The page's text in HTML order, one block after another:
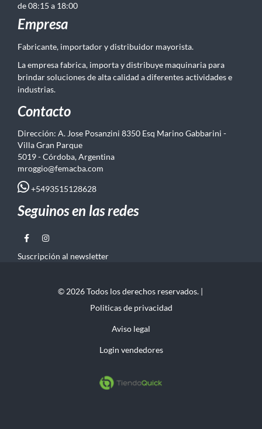
de 08:15 a 18:00
Empresa
Fabricante, importador y distribuidor mayorista.
La empresa fabrica, importa y distribuye maquinaria para
brindar soluciones de alta calidad a diferentes actividades e
industrias.
Contacto
Dirección: A. Jose Posanzini 8350 Esq Marino Gabbarini -
Villa Gran Parque
5019 - Córdoba, Argentina
mroggio@femacba.com
+5493515128628
Seguinos en las redes
Suscripción al newsletter
© 2026 Todos los derechos reservados. |
Politicas de privacidad
Aviso legal
Login vendedores